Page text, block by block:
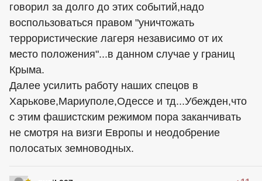
говорил за долго до этих событий,надо
воспользоваться правом "уничтожать
террористические лагеря независимо от их
место положения"...в данном случае у границ
Крыма.
Далее усилить работу наших спецов в
Харькове,Мариуполе,Одессе и тд...Убежден,что
с этим фашистским режимом пора заканчивать
не смотря на визги Европы и неодобрение
полосатых земноводных.